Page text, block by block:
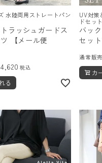
グラムについて
水陸両用ストレートパン
ラッシュガードス
【メール便
4,620 税込
る
UV対策
ドセッ
バッ
セッ
通常販
カ